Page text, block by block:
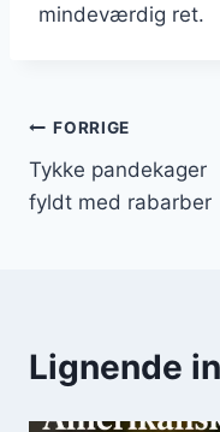
mindeværdig ret.
FORRIGE
Tykke pandekager
fyldt med rabarber
Lignende